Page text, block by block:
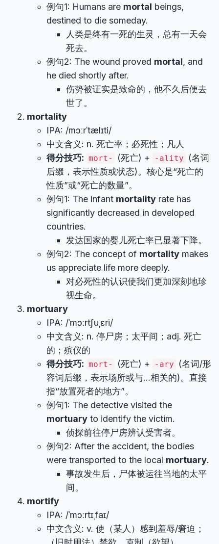
例句1: Humans are mortal beings,
destined to die someday.
人类是终有一死的生灵，总有一天会
死去。
例句2: The wound proved mortal, and
he died shortly after.
伤势被证实是致命的，他不久后便去
世了。
mortality
IPA: /mɔːrˈtælɪti/
中文含义: n. 死亡率；必死性；凡人
得分技巧: mort- (死亡) + -ality
(名词
后缀，表示性质或状态)。核心是“死亡的
性质”或“死亡的数量”。
例句1: The infant mortality rate has
significantly decreased in developed
countries.
发达国家的婴儿死亡率已显著下降。
例句2: The concept of mortality makes
us appreciate life more deeply.
对必死性的认识使我们更加深刻地珍
视生命。
mortuary
IPA: /ˈmɔːrtʃuˌɛri/
中文含义: n. 停尸房；太平间；adj. 死亡
的；殡仪的
得分技巧: mort- (死亡) + -ary
(名词/形
容词后缀，表示场所或与…相关的)。直接
指“放置死者的地方”。
例句1: The detective visited the
mortuary to identify the victim.
侦探前往停尸房辨认受害者。
例句2: After the accident, the bodies
were transported to the local mortuary.
事故发生后，尸体被运往当地的太平
间。
mortify
IPA: /ˈmɔːrtɪˌfaɪ/
中文含义: v. 使（某人）感到羞辱/窘迫；